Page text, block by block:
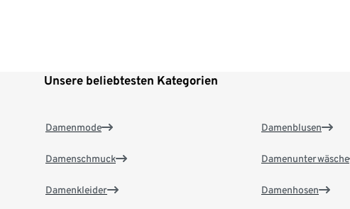
Unsere beliebtesten Kategorien
Damenmode
Damenschmuck
Damenkleider
Damenblusen
Damenunterwäsche
Damenhosen